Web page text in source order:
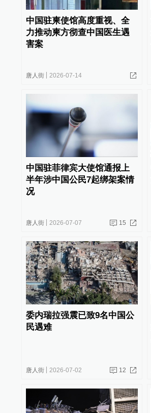
中国驻柬使馆高度重视、全
力推动柬方彻查中国医生遇
害案
唐人街 2026-07-14
中国驻菲律宾大使馆通报上
半年涉中国公民7起绑架案情
况
唐人街 2026-07-07 15
委内瑞拉强震已致9名中国公
民遇难
唐人街 2026-07-02 12